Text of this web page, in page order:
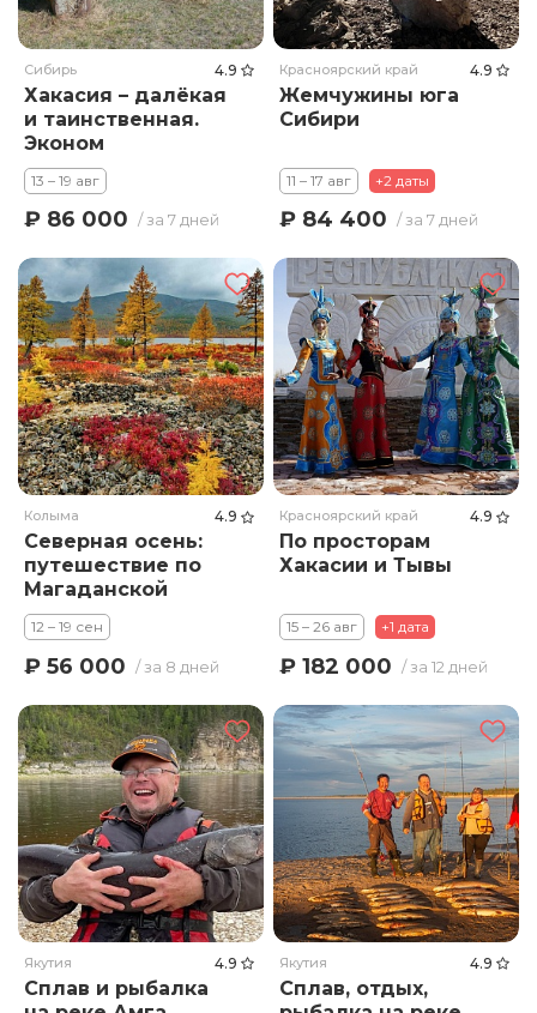
Сибирь 4.9
Хакасия – далёкая
и таинственная.
Эконом
13 – 19 авг
₽ 86 000 / за 7 дней
Красноярский край 4.9
Жемчужины юга
Сибири
11 – 17 авг +2 даты
₽ 84 400 / за 7 дней
Колыма 4.9
Северная осень:
путешествие по
Магаданской
области
12 – 19 сен
₽ 56 000 / за 8 дней
Красноярский край 4.9
По просторам
Хакасии и Тывы
15 – 26 авг +1 дата
₽ 182 000 / за 12 дней
Якутия 4.9
Сплав и рыбалка
Якутия 4.9
Сплав, отдых,